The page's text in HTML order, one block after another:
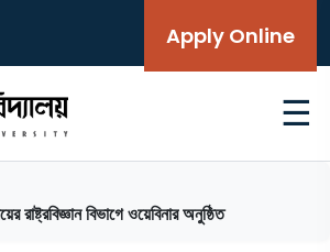
Apply Online
☰
রাষ্ট্রবিজ্ঞান বিভাগে ওয়েবিনার অনুষ্ঠিত